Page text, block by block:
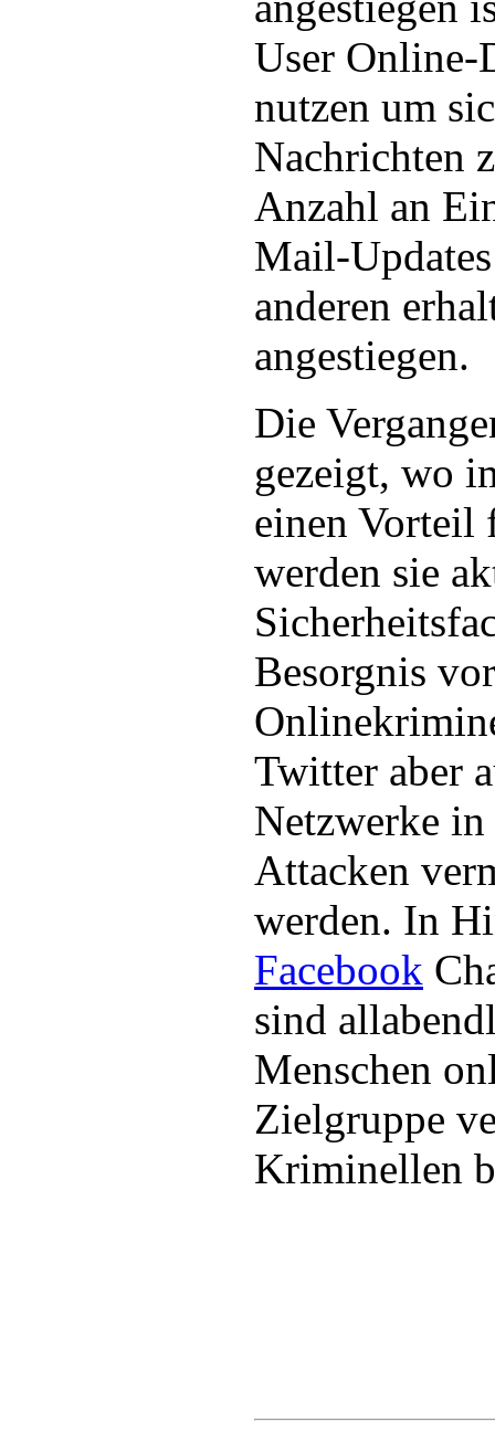
User Online-
nutzen um
Nachrichten
Anzahl an
Mail-
anderen
angestiegen.
Die
gezeigt, wo
einen Vorteil
werden sie
Besorgnis
Twitter aber
Netzwerke
Attacken
werden. In
Facebook
sind
Menschen
Zielgruppe
Kriminellen